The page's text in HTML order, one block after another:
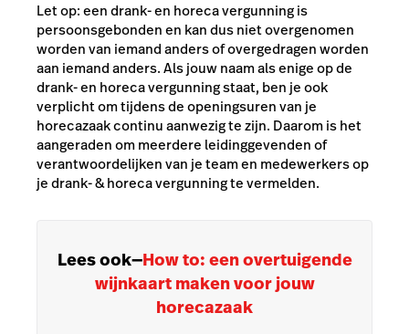
Let op: een drank- en horeca vergunning is
persoonsgebonden en kan dus niet overgenomen
worden van iemand anders of overgedragen worden
aan iemand anders. Als jouw naam als enige op de
drank- en horeca vergunning staat, ben je ook
verplicht om tijdens de openingsuren van je
horecazaak continu aanwezig te zijn. Daarom is het
aangeraden om meerdere leidinggevenden of
verantwoordelijken van je team en medewerkers op
je drank- & horeca vergunning te vermelden.
Lees ook—How to: een overtuigende
wijnkaart maken voor jouw
horecazaak